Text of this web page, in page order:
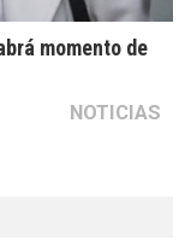
momento de
NOTICIAS